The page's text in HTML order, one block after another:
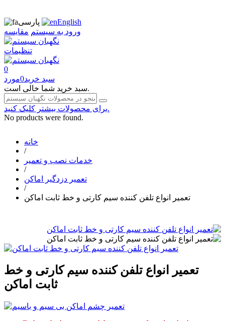
پارسی
English
ورود به سیستم مقایسه
تنظیمات
0
سبد خرید0مورد
سبد خرید شما خالی است.
برای محصولات بیشتر کلیک کنید.
No products were found.
خانه
/
خدمات نصب و تعمیر
/
تعمیر دزدگیر اماکن
/
تعمیر انواع تلفن کننده سیم کارتی و خط ثابت اماکن
تعمیر انواع تلفن کننده سیم کارتی و خط
ثابت اماکن